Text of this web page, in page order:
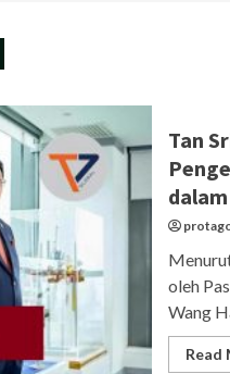
Tan
oleh
Wang
Read